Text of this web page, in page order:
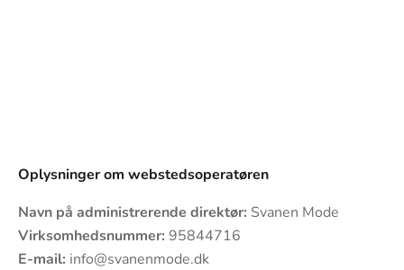
Oplysninger om webstedsoperatøren
Navn på administrerende direktør: Svanen Mode
Virksomhedsnummer: 95844716
E-mail: info@svanenmode.dk